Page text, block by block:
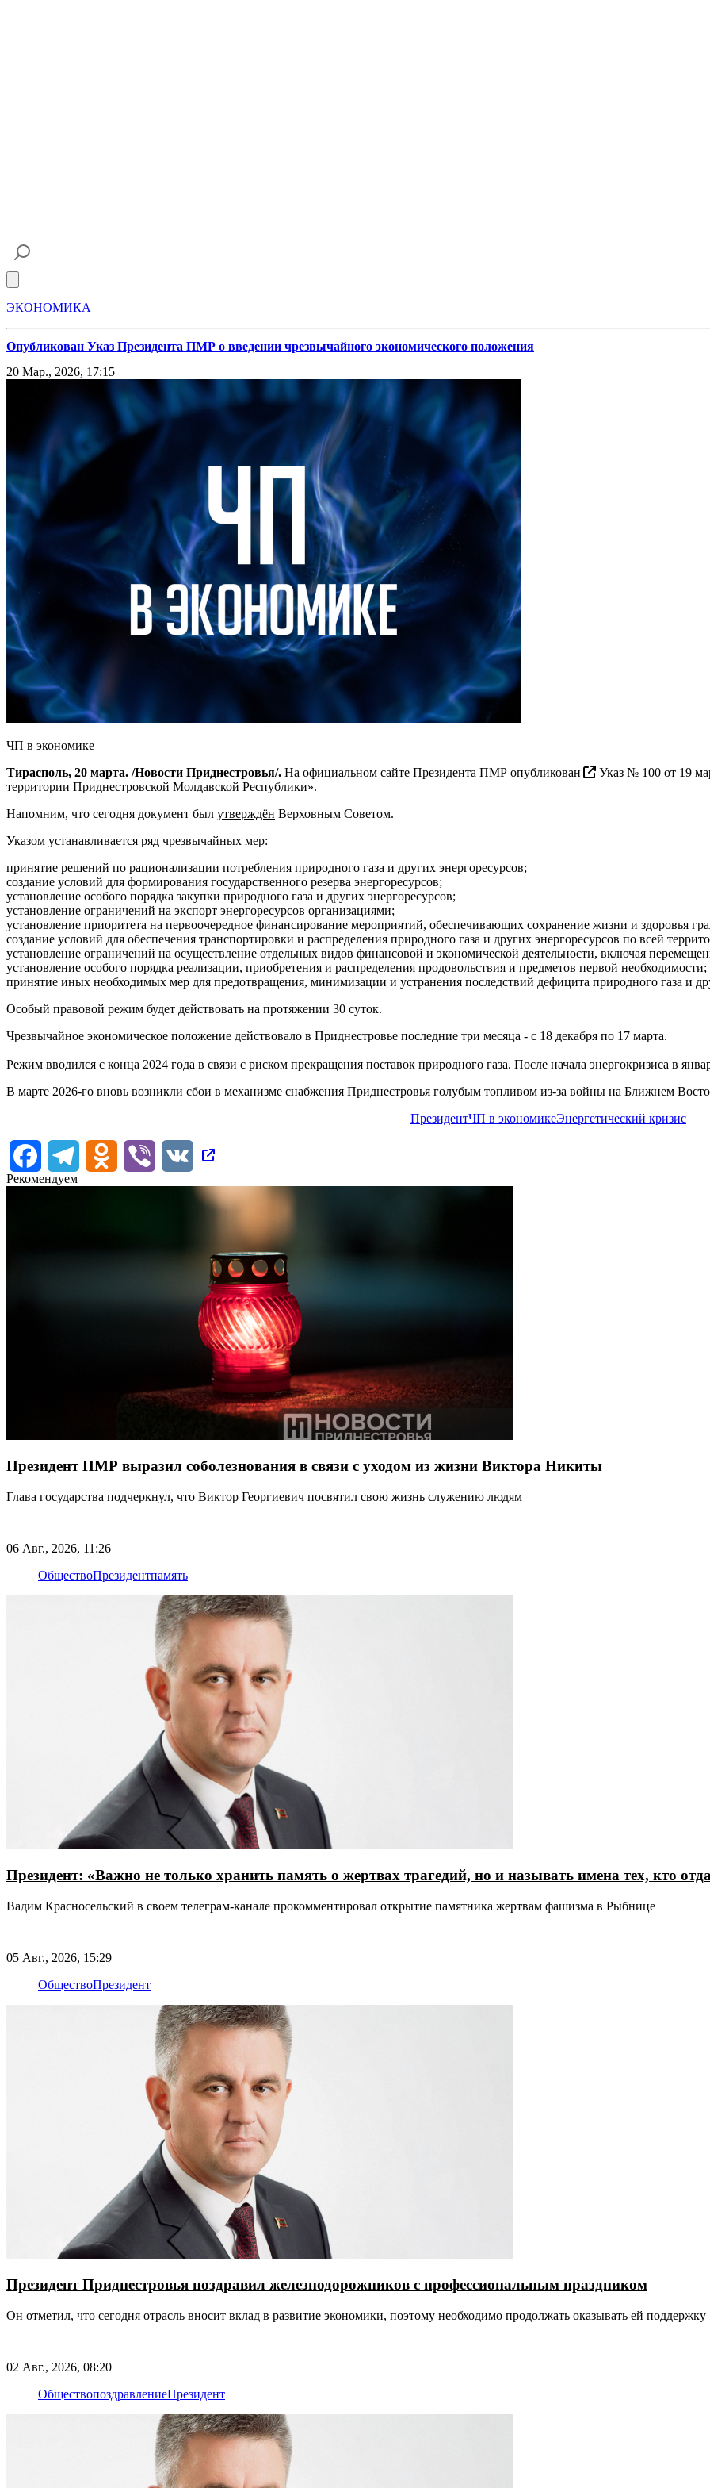
ЭКОНОМИКА
Опубликован Указ Президента ПМР о введении чрезвычайного экономического положения
20 Мар., 2026, 17:15
ЧП в экономике
Тирасполь, 20 марта. /Новости Приднестровья/. На официальном сайте Президента ПМР опубликован
Указ № 100 от 19
территории Приднестровской Молдавской Республики».
Напомним, что сегодня документ был утверждён Верховным Советом.
Указом устанавливается ряд чрезвычайных мер:
принятие решений по рационализации потребления природного газа и других энергоресурсов;
создание условий для формирования государственного резерва энергоресурсов;
установление особого порядка закупки природного газа и других энергоресурсов;
установление ограничений на экспорт энергоресурсов организациями;
установление приоритета на первоочередное финансирование мероприятий, обеспечивающих сохранение жизни и здоровья
создание условий для обеспечения транспортировки и распределения природного газа и других энергоресурсов по всей
установление ограничений на осуществление отдельных видов финансовой и экономической деятельности, включая
установление особого порядка реализации, приобретения и распределения продовольствия и предметов первой необходимости;
принятие иных необходимых мер для предотвращения, минимизации и устранения последствий дефицита природного газа и
Особый правовой режим будет действовать на протяжении 30 суток.
Чрезвычайное экономическое положение действовало в Приднестровье последние три месяца - с 18 декабря по 17 марта.
Режим вводился с конца 2024 года в связи с риском прекращения поставок природного газа. После начала энергокризиса в
В марте 2026-го вновь возникли сбои в механизме снабжения Приднестровья голубым топливом из-за войны на Ближнем
ПрезидентЧП в экономикеЭнергетический кризис
FacebookTelegram Odnoklassniki
Viber
VK
Рекомендуем
Президент ПМР выразил соболезнования в связи с уходом из жизни Виктора Никиты
Глава государства подчеркнул, что Виктор Георгиевич посвятил свою жизнь служению людям
06 Авг., 2026, 11:26
ОбществоПрезидентпамять
Президент: «Важно не только хранить память о жертвах трагедий, но и называть имена тех, кто
Вадим Красносельский в своем телеграм-канале прокомментировал открытие памятника жертвам фашизма в Рыбнице
05 Авг., 2026, 15:29
ОбществоПрезидент
Президент Приднестровья поздравил железнодорожников с профессиональным праздником
Он отметил, что сегодня отрасль вносит вклад в развитие экономики, поэтому необходимо продолжать оказывать ей поддержку
02 Авг., 2026, 08:20
ОбществопоздравлениеПрезидент